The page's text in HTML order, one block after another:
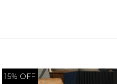
15% OFF